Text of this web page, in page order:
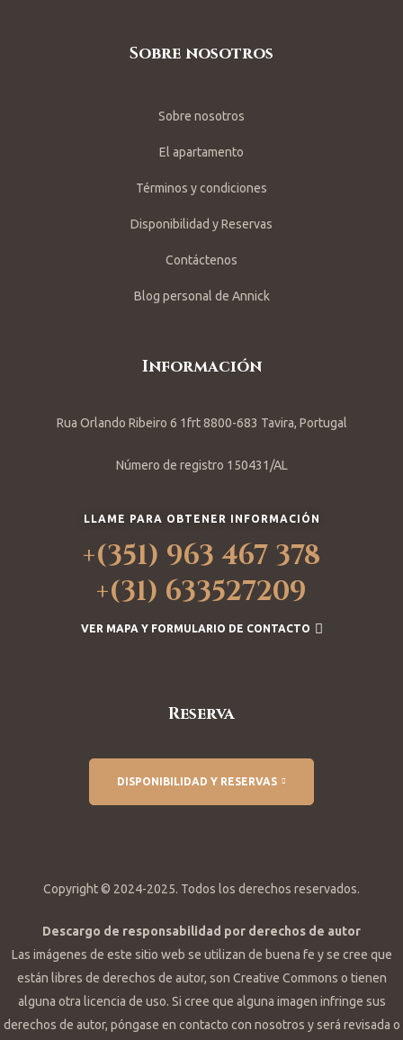
Sobre nosotros
Sobre nosotros
El apartamento
Términos y condiciones
Disponibilidad y Reservas
Contáctenos
Blog personal de Annick
Información
Rua Orlando Ribeiro 6 1frt 8800-683 Tavira, Portugal
Número de registro 150431/AL
LLAME PARA OBTENER INFORMACIÓN
+(351) 963 467 378
+(31) 633527209
VER MAPA Y FORMULARIO DE CONTACTO
Reserva
DISPONIBILIDAD Y RESERVAS
Copyright © 2024-2025. Todos los derechos reservados.
Descargo de responsabilidad por derechos de autor
Las imágenes de este sitio web se utilizan de buena fe y se cree que
están libres de derechos de autor, son Creative Commons o tienen
alguna otra licencia de uso. Si cree que alguna imagen infringe sus
derechos de autor, póngase en contacto con nosotros y será revisada o